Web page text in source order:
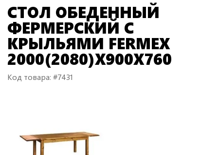
СТОЛ ОБЕДЕННЫЙ
ФЕРМЕРСКИЙ С
КРЫЛЬЯМИ FERMEX
2000(2080)Х900Х760
Код товара: #7431